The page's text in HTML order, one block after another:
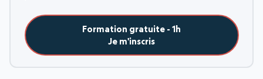
Formation gratuite - 1h
Je m'inscris